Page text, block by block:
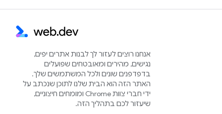
אנחנו רוצים לעזור לך לבנות אתרים יפים,
נגישים, מהירים ומאובטחים שפועלים
בדפדפנים שונים ולכל המשתמשים שלך.
האתר הזה הוא הבית שלנו לתוכן שנכתב על
ידי חברי צוות Chrome ומומחים חיצוניים,
שיעזור לכם בתהליך הזה.